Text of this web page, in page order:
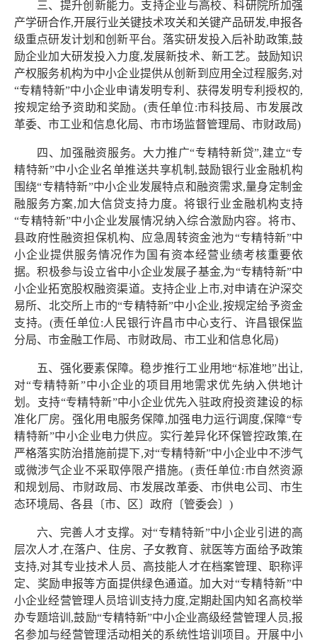
三、提升创新能力。支持企业与高校、科研院所加强
产学研合作,开展行业关键技术攻关和关键产品研发,申报各
级重点研发计划和创新平台。落实研发投入后补助政策,鼓
励企业加大研发投入力度,发展新技术、新工艺。鼓励知识
产权服务机构为中小企业提供从创新到应用全过程服务,对
“专精特新”中小企业申请发明专利、获得发明专利授权的,
按规定给予资助和奖励。(责任单位:市科技局、市发展改
革委、市工业和信息化局、市市场监督管理局、市财政局)
四、加强融资服务。大力推广“专精特新贷”,建立“专
精特新”中小企业名单推送共享机制,鼓励银行业金融机构
围绕“专精特新”中小企业发展特点和融资需求,量身定制金
融服务方案,加大信贷支持力度。将银行业金融机构支持
“专精特新”中小企业发展情况纳入综合激励内容。将市、
县政府性融资担保机构、应急周转资金池为“专精特新”中
小企业提供服务情况作为国有资本经营业绩考核重要依
据。积极参与设立省中小企业发展子基金,为“专精特新”中
小企业拓宽股权融资渠道。支持企业上市,对申请在沪深交
易所、北交所上市的“专精特新”中小企业,按规定给予资金
支持。(责任单位:人民银行许昌市中心支行、许昌银保监
分局、市金融工作局、市财政局、市工业和信息化局)
五、强化要素保障。稳步推行工业用地“标准地”出让,
对“专精特新”中小企业的项目用地需求优先纳入供地计
划。支持“专精特新”中小企业优先入驻政府投资建设的标
准化厂房。强化用电服务保障,加强电力运行调度,保障“专
精特新”中小企业电力供应。实行差异化环保管控政策,在
严格落实防治措施前提下,对“专精特新”中小企业中不涉气
或微涉气企业不采取停限产措施。(责任单位:市自然资源
和规划局、市财政局、市发展改革委、市供电公司、市生
态环境局、各县〔市、区〕政府〔管委会〕)
六、完善人才支撑。对“专精特新”中小企业引进的高
层次人才,在落户、住房、子女教育、就医等方面给予政策
支持,对其专业技术人员、高技能人才在档案管理、职称评
定、奖励申报等方面提供绿色通道。加大对“专精特新”中
小企业经营管理人员培训支持力度,定期赴国内知名高校举
办专题培训,鼓励“专精特新”中小企业高级经营管理人员,报
名参加与经营管理活动相关的系统性培训项目。开展中小